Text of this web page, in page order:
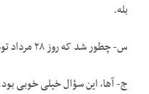
بله.
س- چطور شد که روز ۲۸ مرداد توده‌ای‌ها به دادش نرسیدند؟
ج- آها، این سؤال خیلی خوبی